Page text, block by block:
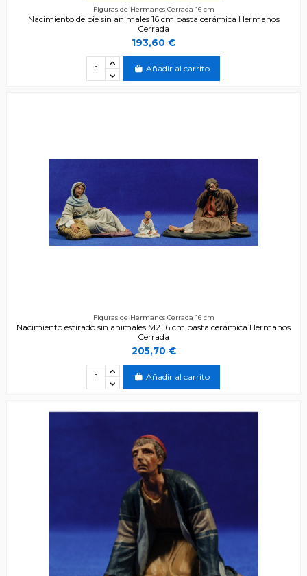
Figuras de Hermanos Cerrada 16 cm
Nacimiento de pie sin animales 16 cm pasta cerámica Hermanos
Cerrada
193,60 €
Añadir al carrito
Figuras de Hermanos Cerrada 16 cm
Nacimiento estirado sin animales M2 16 cm pasta cerámica Hermanos
Cerrada
205,70 €
Añadir al carrito